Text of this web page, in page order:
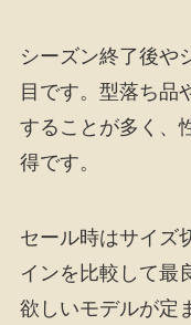
シーズン終了後や
目です。型落ち品
することが多く、
得です。
セール時はサイズ
インを比較して最
欲しいモデルが定